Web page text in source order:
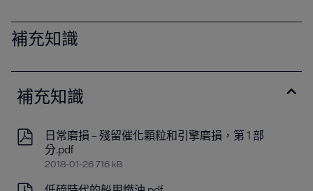
補充知識
補充知識
日常磨損 – 殘留催化顆粒和引擎磨損，第 1 部
分.pdf
2018-01-26 716 kB